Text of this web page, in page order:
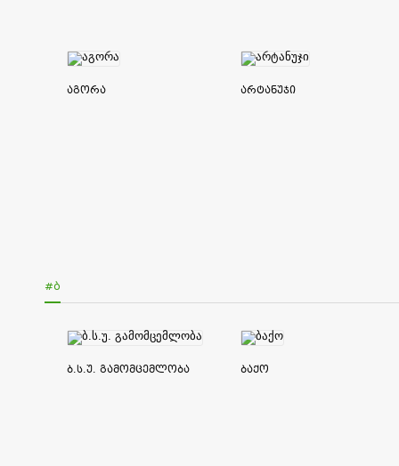
აგორა არტანუჯი
#Ბ
ბ.ს.უ. გამომცემლობა ბაქო